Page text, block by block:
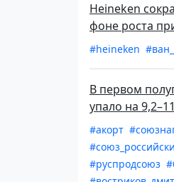
Heineken
фоне роста
#heineken
В первом
упало на
#акорт
#руспродсоюз